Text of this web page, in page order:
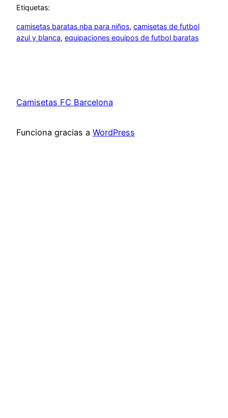
Etiquetas:
camisetas baratas nba para niños, camisetas de futbol
azul y blanca, equipaciones equipos de futbol baratas
Camisetas FC Barcelona
Funciona gracias a WordPress